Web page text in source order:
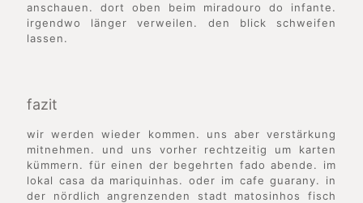
anschauen. dort oben beim miradouro do infante.
irgendwo länger verweilen. den blick schweifen
lassen.
fazit
wir werden wieder kommen. uns aber verstärkung
mitnehmen. und uns vorher rechtzeitig um karten
kümmern. für einen der begehrten fado abende. im
lokal casa da mariquinhas. oder im cafe guarany. in
der nördlich angrenzenden stadt matosinhos fisch